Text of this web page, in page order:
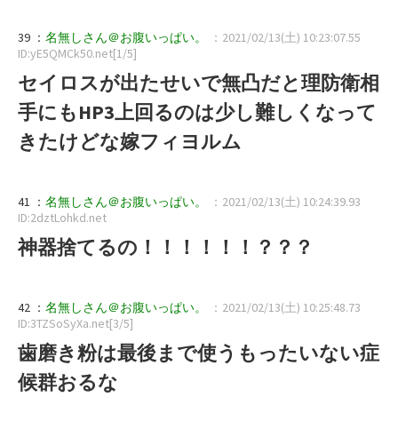
39 ： 名無しさん＠お腹いっぱい。
：2021/02/13(土) 10:23:07.55
ID:yE5QMCk50.net[1/5]
セイロスが出たせいで無凸だと理防衛相
手にもHP3上回るのは少し難しくなって
きたけどな嫁フィヨルム
41 ： 名無しさん＠お腹いっぱい。
：2021/02/13(土) 10:24:39.93
ID:2dztLohkd.net
神器捨てるの！！！！！！？？？
42 ： 名無しさん＠お腹いっぱい。
：2021/02/13(土) 10:25:48.73
ID:3TZSoSyXa.net[3/5]
歯磨き粉は最後まで使うもったいない症
候群おるな